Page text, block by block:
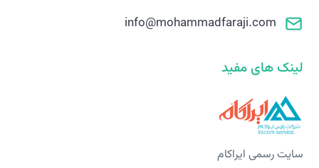
info@mohammadfaraji.com
لینک های مفید
سایت رسمی ایراکام